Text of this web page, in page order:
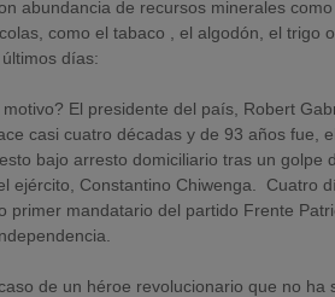
abundancia de recursos minerales
como el tabaco , el algodón, el trigo
días:
El presidente del país, Robert
casi cuatro décadas y de 93 años fue,
bajo arresto domiciliario tras un golpe
ejército, Constantino Chiwenga. Cuatro
primer mandatario del partido Frente
de un héroe revolucionario que no ha